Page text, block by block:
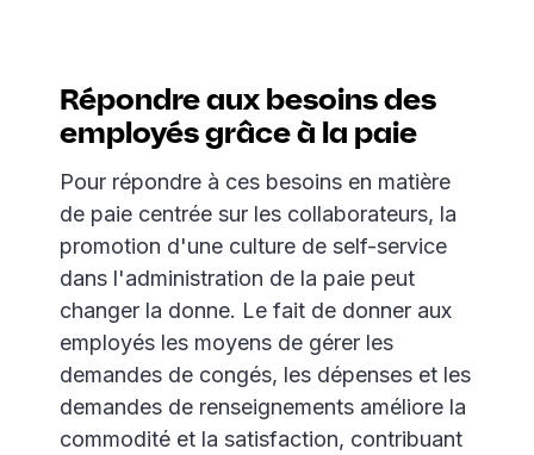
Répondre aux besoins des
employés grâce à la paie
Pour répondre à ces besoins en matière
de paie centrée sur les collaborateurs, la
promotion d'une culture de self-service
dans l'administration de la paie peut
changer la donne. Le fait de donner aux
employés les moyens de gérer les
demandes de congés, les dépenses et les
demandes de renseignements améliore la
commodité et la satisfaction, contribuant